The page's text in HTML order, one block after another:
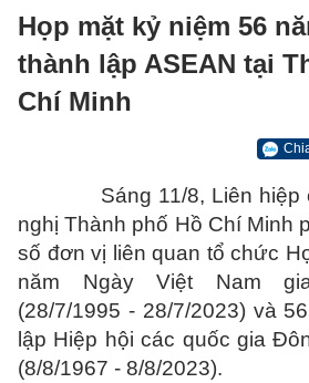
Họp mặt kỷ niệm 56
thành lập ASEAN tại
Chí Minh
Sáng 11/8, Liên hiệp
nghị Thành phố Hồ Chí Minh
số đơn vị liên quan tổ chức
năm Ngày Việt Nam
(28/7/1995 - 28/7/2023) và
lập Hiệp hội các quốc gia
(8/8/1967 - 8/8/2023).